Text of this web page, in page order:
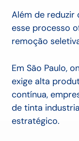
Além de reduzir
esse processo
remoção
Em São Paulo,
exige alta
contínua,
de tinta
estratégico.